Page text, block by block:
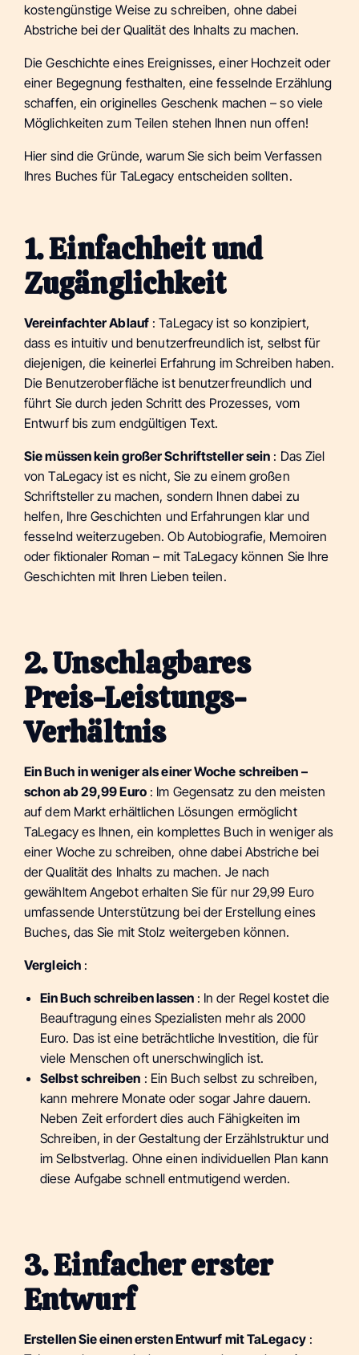
kostengünstige Weise zu schreiben, ohne dabei
Abstriche bei der Qualität des Inhalts zu machen.
Die Geschichte eines Ereignisses, einer Hochzeit oder
einer Begegnung festhalten, eine fesselnde Erzählung
schaffen, ein originelles Geschenk machen – so viele
Möglichkeiten zum Teilen stehen Ihnen nun offen!
Hier sind die Gründe, warum Sie sich beim Verfassen
Ihres Buches für TaLegacy entscheiden sollten.
1. Einfachheit und
Zugänglichkeit
Vereinfachter Ablauf : TaLegacy ist so konzipiert,
dass es intuitiv und benutzerfreundlich ist, selbst für
diejenigen, die keinerlei Erfahrung im Schreiben haben.
Die Benutzeroberfläche ist benutzerfreundlich und
führt Sie durch jeden Schritt des Prozesses, vom
Entwurf bis zum endgültigen Text.
Sie müssen kein großer Schriftsteller sein : Das Ziel
von TaLegacy ist es nicht, Sie zu einem großen
Schriftsteller zu machen, sondern Ihnen dabei zu
helfen, Ihre Geschichten und Erfahrungen klar und
fesselnd weiterzugeben. Ob Autobiografie, Memoiren
oder fiktionaler Roman – mit TaLegacy können Sie Ihre
Geschichten mit Ihren Lieben teilen.
2. Unschlagbares
Preis-Leistungs-
Verhältnis
Ein Buch in weniger als einer Woche schreiben –
schon ab 29,99 Euro: Im Gegensatz zu den meisten
auf dem Markt erhältlichen Lösungen ermöglicht
TaLegacy es Ihnen, ein komplettes Buch in weniger als
einer Woche zu schreiben, ohne dabei Abstriche bei
der Qualität des Inhalts zu machen. Je nach
gewähltem Angebot erhalten Sie für nur 29,99 Euro
umfassende Unterstützung bei der Erstellung eines
Buches, das Sie mit Stolz weitergeben können.
Vergleich :
Ein Buch schreiben lassen : In der Regel kostet die
Beauftragung eines Spezialisten mehr als 2000
Euro. Das ist eine beträchtliche Investition, die für
viele Menschen oft unerschwinglich ist.
Selbst schreiben : Ein Buch selbst zu schreiben,
kann mehrere Monate oder sogar Jahre dauern.
Neben Zeit erfordert dies auch Fähigkeiten im
Schreiben, in der Gestaltung der Erzählstruktur und
im Selbstverlag. Ohne einen individuellen Plan kann
diese Aufgabe schnell entmutigend werden.
3. Einfacher erster
Entwurf
Erstellen Sie einen ersten Entwurf mit TaLegacy: